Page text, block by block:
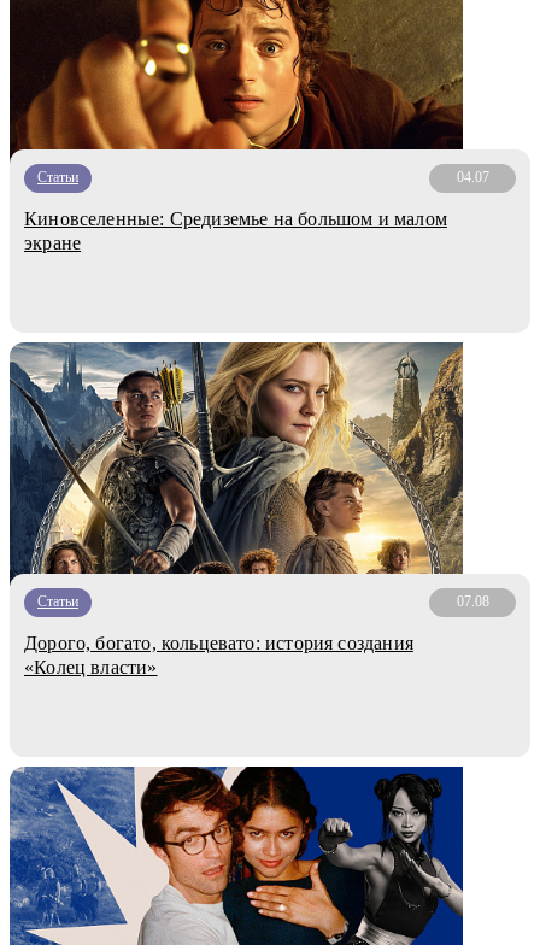
Статьи 04.07
Киновселенные: Средиземье на большом и малом
экране
Статьи 07.08
Дорого, богато, кольцевато: история создания
«Колец власти»